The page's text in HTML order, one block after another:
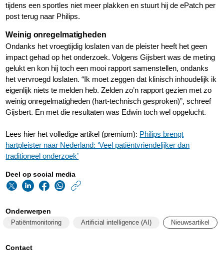
tijdens een sportles niet meer plakken en stuurt hij de ePatch per
post terug naar Philips.
Weinig onregelmatigheden
Ondanks het vroegtijdig loslaten van de pleister heeft het geen
impact gehad op het onderzoek. Volgens Gijsbert was de meting
gelukt en kon hij toch een mooi rapport samenstellen, ondanks
het vervroegd loslaten. “Ik moet zeggen dat klinisch inhoudelijk ik
eigenlijk niets te melden heb. Zelden zo’n rapport gezien met zo
weinig onregelmatigheden (hart-technisch gesproken)”, schreef
Gijsbert. En met die resultaten was Edwin toch wel opgelucht.
Lees hier het volledige artikel (premium): Philips brengt
hartpleister naar Nederland: ‘Veel patiëntvriendelijker dan
traditioneel onderzoek’
Deel op social media
algemeen-
Onderwerpen
Patiëntmonitoring Artificial intelligence (AI) Nieuwsartikel
Contact